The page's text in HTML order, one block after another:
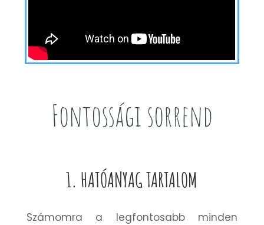
Fontossági sorrend
1. HATÓANYAG TARTALOM
Számomra a legfontosabb minden